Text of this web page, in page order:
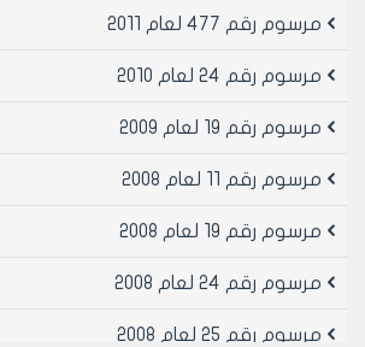
تعفى من الضريبة إعفاء تاماً:
2- عقارات الجهات العامة ذات الطابع الإداري غير المؤجرة.
الزراعية ولإيواء المواشي.
مستثمريها أو العمال الزراعيين شريطة أن
في مركز الناحية التابعة لها الأرض
‌ج- العقارات المعدة للسكن أو لغايات
مرسوم رقم 477 لعام 2011
مرسوم رقم 24 لعام 2010
مرسوم رقم 19 لعام 2009
مرسوم رقم 11 لعام 2008
مرسوم رقم 19 لعام 2008
مرسوم رقم 24 لعام 2008
مرسوم رقم 25 لعام 2008